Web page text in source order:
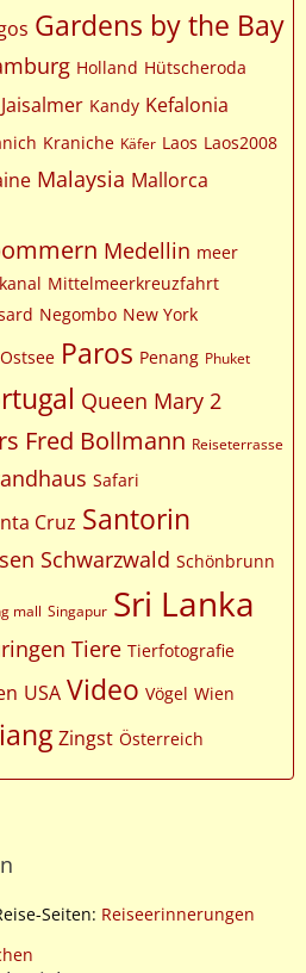
Gardens by the Bay
Holland Hütscheroda
Jaisalmer Kandy Kefalonia
Kraniche Käfer Laos Laos2008
Malaysia Mallorca
Medellin meer
Mittelmeerkreuzfahrt
Negombo New York
Ostsee Paros Penang Phuket
Queen Mary 2
Fred Bollmann Reiseterrasse
Safari
Cruz Santorin
Schwarzwald Schönbrunn
mall Singapur Sri Lanka
Tiere Tierfotografie
USA Video Vögel Wien
Zingst Österreich
Seiten: Reiseerinnerungen